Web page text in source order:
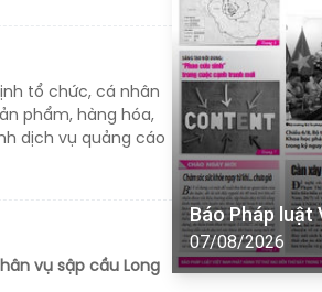
tổ chức, cá nhân
phẩm, hàng hóa,
dịch vụ quảng cáo
vụ sập cầu Long
Báo Pháp luật
07/08/2026